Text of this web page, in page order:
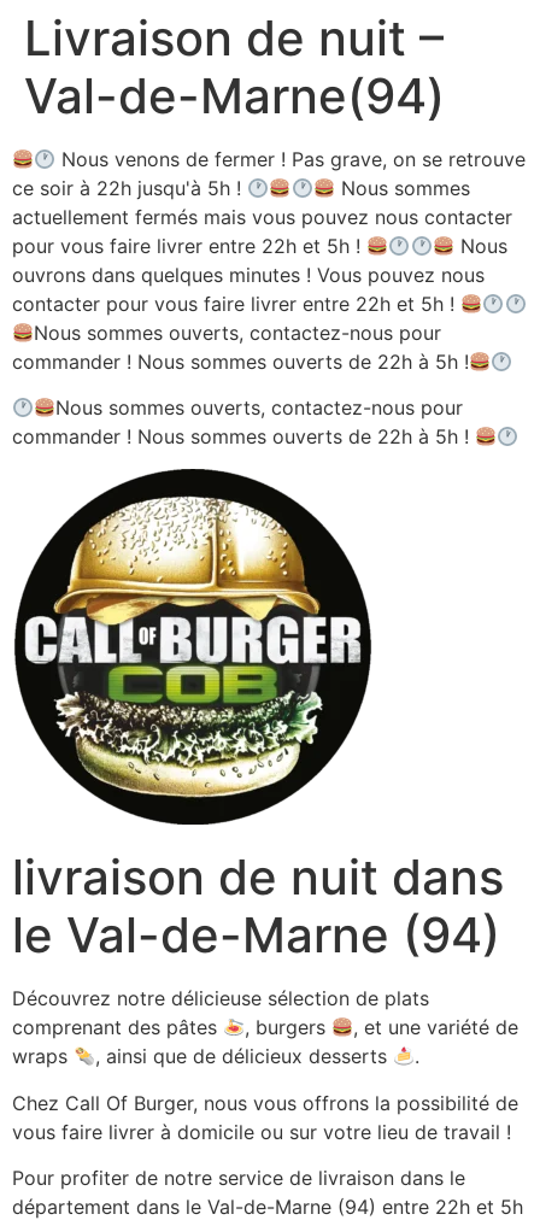
Aller
contenu
Livraison de nuit –
Val-de-Marne(94)
Nous venons de fermer ! Pas grave, on se retrouve
ce soir à 22h jusqu'à 5h !
Nous sommes
actuellement fermés mais vous pouvez nous contacter
pour vous faire livrer entre 22h et 5h !
Nous
ouvrons dans quelques minutes ! Vous pouvez nous
contacter pour vous faire livrer entre 22h et 5h !
Nous sommes ouverts, contactez-nous pour
commander ! Nous sommes ouverts de 22h à 5h !
Nous sommes ouverts, contactez-nous pour
commander ! Nous sommes ouverts de 22h à 5h !
livraison de nuit dans
le Val-de-Marne (94)
Découvrez notre délicieuse sélection de plats
comprenant des pâtes
, burgers
, et une variété de
wraps
, ainsi que de délicieux desserts
.
Chez Call Of Burger, nous vous offrons la possibilité de
vous faire livrer à domicile ou sur votre lieu de travail !
Pour profiter de notre service de livraison dans le
département dans le Val-de-Marne (94) entre 22h et 5h